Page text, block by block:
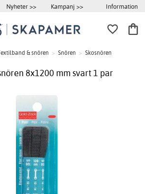
Nyheter >> Kampanj >> Information
& snören > Snören > Skosnören
8x1200 mm svart 1 par